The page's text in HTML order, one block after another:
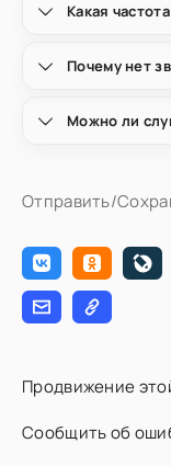
Какая
Почему нет
Можно ли
Отправить/
Продвижение
Сообщить об